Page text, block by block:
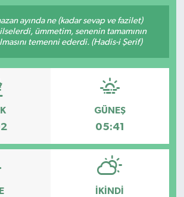
ayında ne (kadar sevap ve fazilet)
ümmetim, senenin tamamının
temenni ederdi. (Hadis-i Şerif)
GÜNEŞ
05:41
İKINDI